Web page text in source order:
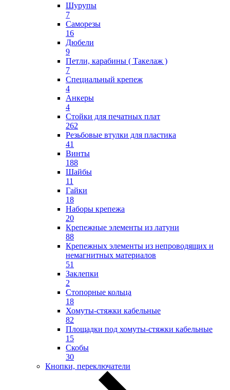
Шурупы
7
Саморезы
16
Дюбели
9
Петли, карабины ( Такелаж )
7
Специальный крепеж
4
Анкеры
4
Стойки для печатных плат
262
Резьбовые втулки для пластика
41
Винты
188
Шайбы
11
Гайки
18
Наборы крепежа
20
Крепежные элементы из латуни
88
Крепежных элементы из непроводящих и
немагнитных материалов
51
Заклепки
2
Стопорные кольца
18
Хомуты-стяжки кабельные
82
Площадки под хомуты-стяжки кабельные
15
Скобы
30
Кнопки, переключатели